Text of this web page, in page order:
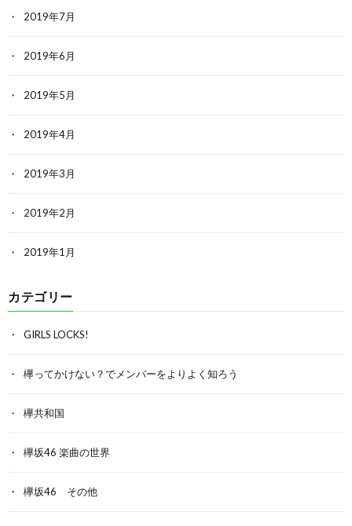
2019年7月
2019年6月
2019年5月
2019年4月
2019年3月
2019年2月
2019年1月
カテゴリー
GIRLS LOCKS!
欅ってかけない？でメンバーをよりよく知ろう
欅共和国
欅坂46 楽曲の世界
欅坂46 その他